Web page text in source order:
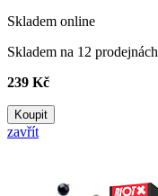
Skladem online
Skladem na 12 prodejnách
239 Kč
Koupit
zavřít